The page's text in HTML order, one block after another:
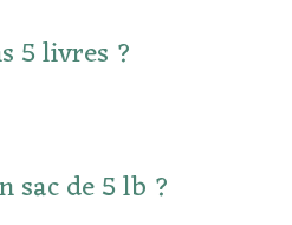
5 livres ?
sac de 5 lb ?